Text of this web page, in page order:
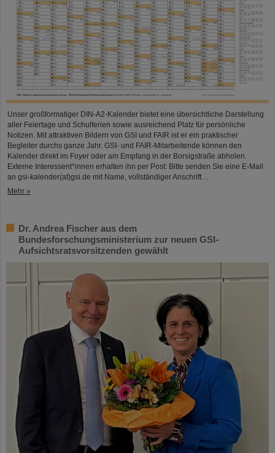
Unser großformatiger DIN-A2-Kalender bietet eine übersichtliche Darstellung
aller Feiertage und Schulferien sowie ausreichend Platz für persönliche
Notizen. Mit attraktiven Bildern von GSI und FAIR ist er ein praktischer
Begleiter durchs ganze Jahr. GSI- und FAIR-Mitarbeitende können den
Kalender direkt im Foyer oder am Empfang in der Borsigstraße abholen.
Externe Interessent*innen erhalten ihn per Post: Bitte senden Sie eine E-Mail
an gsi-kalender(at)gsi.de mit Name, vollständiger Anschrift…
Mehr »
Dr. Andrea Fischer aus dem
Bundesforschungsministerium zur neuen GSI-
Aufsichtsratsvorsitzenden gewählt